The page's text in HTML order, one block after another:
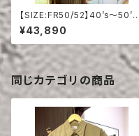
【SIZE:FR50/52】40’s〜50’s
ADOLPHE LAFONT COTTO
N TWILL JACKET DEAD ST
OCK
¥43,890
同じカテゴリの商品